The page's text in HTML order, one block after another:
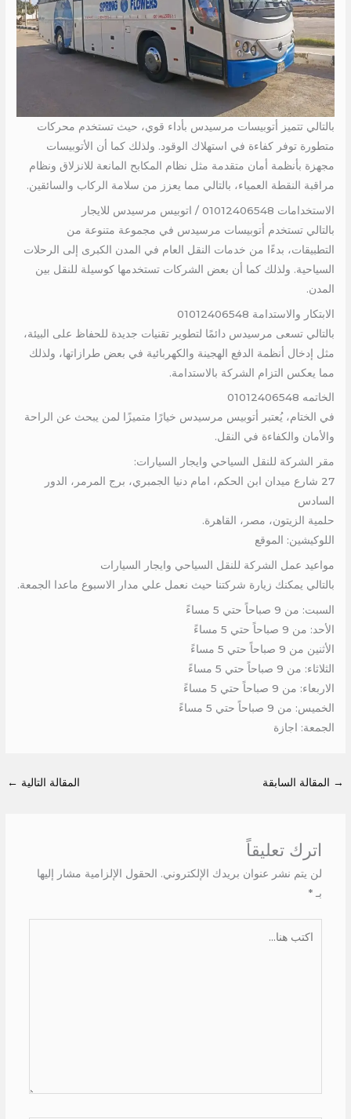
بالتالي تتميز أتوبيسات مرسيدس بأداء قوي، حيث تستخدم محركات
متطورة توفر كفاءة في استهلاك الوقود. ولذلك كما أن الأتوبيسات
مجهزة بأنظمة أمان متقدمة مثل نظام المكابح المانعة للانزلاق ونظام
مراقبة النقطة العمياء، بالتالي مما يعزز من سلامة الركاب والسائقين.
الاستخدامات 01012406548 / اتوبيس مرسيدس للايجار
بالتالي تستخدم أتوبيسات مرسيدس في مجموعة متنوعة من
التطبيقات، بدءًا من خدمات النقل العام في المدن الكبرى إلى الرحلات
السياحية. ولذلك كما أن بعض الشركات تستخدمها كوسيلة للنقل بين
المدن.
الابتكار والاستدامة 01012406548
بالتالي تسعى مرسيدس دائمًا لتطوير تقنيات جديدة للحفاظ على البيئة،
مثل إدخال أنظمة الدفع الهجينة والكهربائية في بعض طرازاتها، ولذلك
مما يعكس التزام الشركة بالاستدامة.
الخاتمه 01012406548
في الختام، يُعتبر أتوبيس مرسيدس خيارًا متميزًا لمن يبحث عن الراحة
والأمان والكفاءة في النقل.
مقر الشركة للنقل السياحي وايجار السيارات:
27 شارع ميدان ابن الحكم، امام دنيا الجمبري، برج المرمر، الدور
السادس
حلمية الزيتون، مصر، القاهرة.
اللوكيشين: الموقع
مواعيد عمل الشركة للنقل السياحي وايجار السيارات
بالتالي يمكنك زيارة شركتنا حيث نعمل علي مدار الاسبوع ماعدا الجمعة.
السبت: من 9 صباحاً حتي 5 مساءً
الأحد: من 9 صباحاً حتي 5 مساءً
الأثنين من 9 صباحاً حتي 5 مساءً
الثلاثاء: من 9 صباحاً حتي 5 مساءً
الاربعاء: من 9 صباحاً حتي 5 مساءً
الخميس: من 9 صباحاً حتي 5 مساءً
الجمعة: اجازة
→ المقالة السابقة المقالة التالية ←
اترك تعليقاً
لن يتم نشر عنوان بريدك الإلكتروني. الحقول الإلزامية مشار إليها
بـ *